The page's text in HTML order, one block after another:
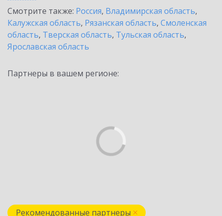
Смотрите также: Россия, Владимирская область,
Калужская область, Рязанская область, Смоленская
область, Тверская область, Тульская область,
Ярославская область
Партнеры в вашем регионе:
Рекомендованные партнеры